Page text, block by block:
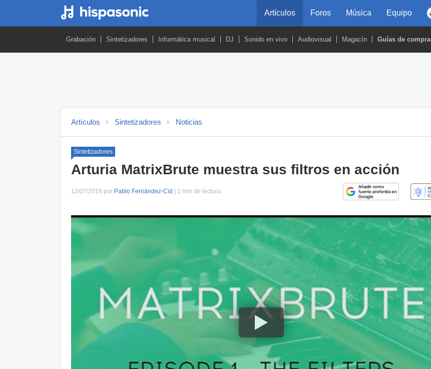
Artículos Foros Música Equipo
Grabación Sintetizadores Informática musical DJ Sonido en vivo Audiovisual Magacín Guías de compra
Artículos Sintetizadores Noticias
Sintetizadores
Arturia MatrixBrute muestra sus filtros en acción
12/07/2016 por Pablo Fernández-Cid | 1 min de lectura